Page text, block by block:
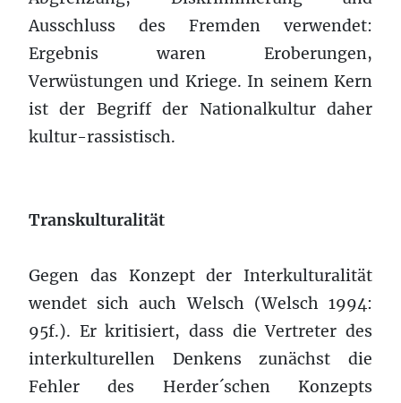
Ausschluss des Fremden verwendet:
Ergebnis waren Eroberungen,
Verwüstungen und Kriege. In seinem Kern
ist der Begriff der Nationalkultur daher
kultur-rassistisch.
Transkulturalität
Gegen das Konzept der Interkulturalität
wendet sich auch Welsch (Welsch 1994:
95f.). Er kritisiert, dass die Vertreter des
interkulturellen Denkens zunächst die
Fehler des Herder´schen Konzepts